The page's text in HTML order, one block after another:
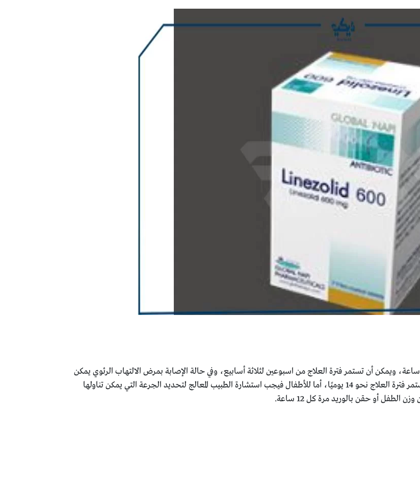
هي 600 مجم يوميًا أو حقنة كل 12 ساعة، ويمكن أن تستمر فترة العلاج من اسبوعين لثلاثة أسابيع، وفي حالة الإصابة بمرض الالتهاب الرئوي يمكن
تناول 600 مجم يوميًا أو حقنة بالوريد كل 12 ساعة ويمكن أن تستمر فترة العلاج نحو 14 يوميًا، أما للأطفال فيجب استشارة الطبيب المعالج لتحديد الجرعة التي يمكن تناولها